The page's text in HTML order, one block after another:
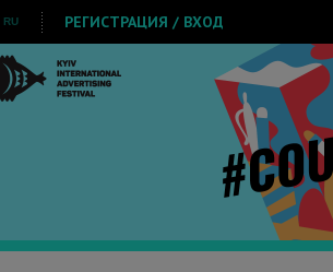
RU РЕГИСТРАЦИЯ / ВХОД